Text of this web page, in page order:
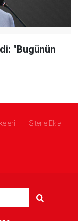
"Bugünün
Sitene Ekle